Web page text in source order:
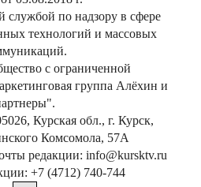
службой по надзору в сфере
технологий и массовых
с ограниченной
группа Алёхин и
Курская обл., г. Курск,
Комсомола, 57А
редакции: info@kursktv.ru
+7 (4712) 740-744